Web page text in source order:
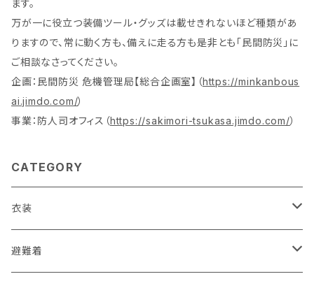
ます。
万が一に役立つ装備ツール・グッズは載せきれないほど種類があ
りますので、常に動く方も、備えに走る方も是非とも「民間防災」に
ご相談なさってください。
企画：民間防災 危機管理局【総合企画室】（https://minkanbous
ai.jimdo.com/）
事業：防人司オフィス（https://sakimori-tsukasa.jimdo.com/）
CATEGORY
衣装
活動服（防災服）
避難着